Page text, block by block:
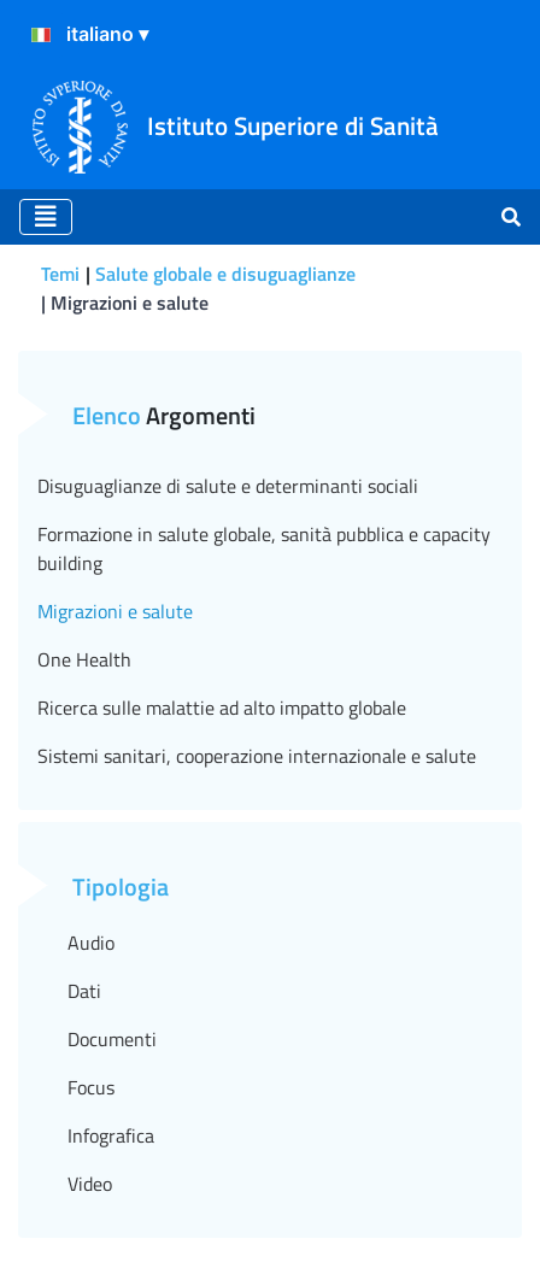
Istituto Superiore di Sanità
Temi Salute globale e disuguaglianze
Migrazioni e salute
ElencoArgomenti
Disuguaglianze di salute e determinanti sociali
Formazione in salute globale, sanità pubblica e capacity
building
Migrazioni e salute
One Health
Ricerca sulle malattie ad alto impatto globale
Sistemi sanitari, cooperazione internazionale e salute
Tipologia
Audio
Dati
Documenti
Focus
Infografica
Video